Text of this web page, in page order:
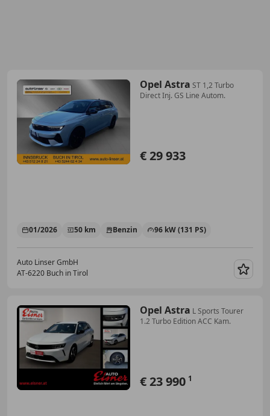
Opel Astra ST 1,2 Turbo
Direct Inj. GS Line Autom.
€ 29 933
01/2026 50 km Benzin 96 kW (131 PS)
Auto Linser GmbH
AT-6220 Buch in Tirol
Opel Astra L Sports Tourer
1.2 Turbo Edition ACC Kam.
€ 23 990 1